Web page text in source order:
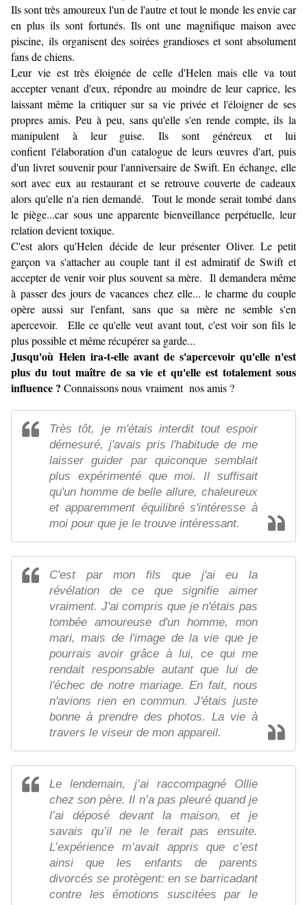
Ils sont très amoureux l'un de l'autre et tout le monde les envie car
en plus ils sont fortunés. Ils ont une magnifique maison avec
piscine, ils organisent des soirées grandioses et sont absolument
fans de chiens.
Leur vie est très éloignée de celle d'Helen mais elle va tout
accepter venant d'eux, répondre au moindre de leur caprice, les
laissant même la critiquer sur sa vie privée et l'éloigner de ses
propres amis.Peu à peu, sans qu'elle s'en rende compte, ils la
manipulent à leur guise. Ils sont généreux et lui
confient l'élaboration d'un catalogue de leurs œuvres d'art, puis
d'un livret souvenir pour l'anniversaire de Swift. En échange, elle
sort avec eux au restaurant et se retrouve couverte de cadeaux
alors qu'elle n'a rien demandé. Tout le monde serait tombé dans
le piège...carsous une apparente bienveillance perpétuelle, leur
relation devient toxique.
C'est alors qu'Helen décide de leur présenter Oliver. Le petit
garçon va s'attacher au couple tant il est admiratif de Swift et
accepter de venir voir plus souvent sa mère. Il demandera même
à passer des jours de vacances chez elle... le charme du couple
opère aussi sur l'enfant, sans que sa mère ne semble s'en
apercevoir. Elle ce qu'elle veut avant tout, c'est voir son fils le
plus possible et même récupérer sa garde...
Jusqu'où Helen ira-t-elle avant de s'apercevoir qu'elle n'est
plus du tout maître de sa vie et qu'elle est totalement sous
influence ? Connaissons nous vraiment nos amis ?
Très tôt, je m'étais interdit tout espoir
démesuré, j'avais pris l'habitude de me
laisser guider par quiconque semblait
plus expérimenté que moi. Il suffisait
qu'un homme de belle allure, chaleureux
et apparemment équilibré s'intéresse à
moi pour que je le trouve intéressant.
C'est par mon fils que j'ai eu la
révélation de ce que signifie aimer
vraiment. J'ai compris que je n'étais pas
tombée amoureuse d'un homme, mon
mari, mais de l'image de la vie que je
pourrais avoir grâce à lui, ce qui me
rendait responsable autant que lui de
l'échec de notre mariage. En fait, nous
n'avions rien en commun. J'étais juste
bonne à prendre des photos. La vie à
travers le viseur de mon appareil.
Le lendemain, j’ai raccompagné Ollie
chez son père. Il n’a pas pleuré quand je
l’ai déposé devant la maison, et je
savais qu’il ne le ferait pas ensuite.
L’expérience m’avait appris que c’est
ainsi que les enfants de parents
divorcés se protègent: en se barricadant
contre les émotions suscitées par le